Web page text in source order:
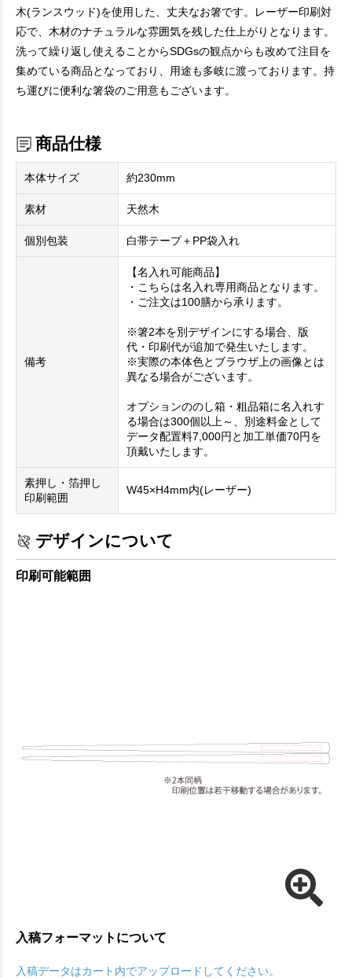
木(ランスウッド)を使用した、丈夫なお箸です。レーザー印刷対
応で、木材のナチュラルな雰囲気を残した仕上がりとなります。
洗って繰り返し使えることからSDGsの観点からも改めて注目を
集めている商品となっており、用途も多岐に渡っております。持
ち運びに便利な箸袋のご用意もございます。
商品仕様
本体サイズ 約230mm
素材 天然木
個別包装 白帯テープ＋PP袋入れ
備考
【名入れ可能商品】
・こちらは名入れ専用商品となります。
・ご注文は100膳から承ります。
※箸2本を別デザインにする場合、版
代・印刷代が追加で発生いたします。
※実際の本体色とブラウザ上の画像とは
異なる場合がございます。
オプションののし箱・粗品箱に名入れす
る場合は300個以上～、別途料金として
データ配置料7,000円と加工単価70円を
頂戴いたします。
素押し・箔押し
印刷範囲
W45×H4mm内(レーザー)
デザインについて
印刷可能範囲
入稿フォーマットについて
入稿データはカート内でアップロードしてください。